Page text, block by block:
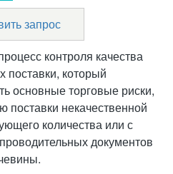
запрос
контроля качества
поставки, который
основные торговые риски,
поставки некачественной
количества или с
документов